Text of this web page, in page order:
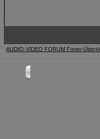
AUDIO-VIDEO FORUM Foren-